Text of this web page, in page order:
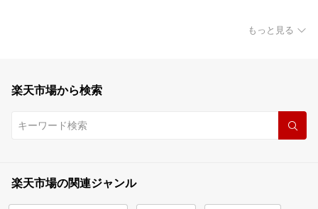
もっと見る
楽天市場から検索
楽天市場の関連ジャンル